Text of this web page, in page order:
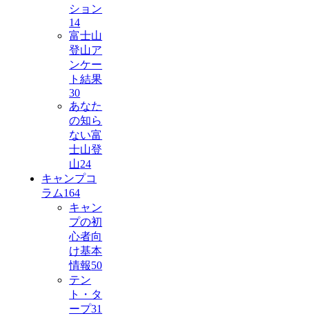
ション
14
富士山
登山ア
ンケー
ト結果
30
あなた
の知ら
ない富
士山登
山24
キャンプコ
ラム164
キャン
プの初
心者向
け基本
情報50
テン
ト・タ
ープ31